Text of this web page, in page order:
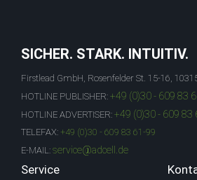
SICHER. STARK. INTUITIV.
Firstlead GmbH, Rosenfelder St. 15-16,
HOTLINE PUBLISHER: +49 (0)30 - 609 83
HOTLINE ADVERTISER: +49 (0)30 - 609 83
TELEFAX: +49 (0)30 - 609 83 61-99
E-MAIL: service@adcell.de
Service